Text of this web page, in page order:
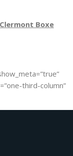
Boxe
third-column”